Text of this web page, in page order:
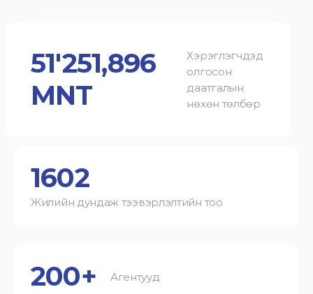
51'251,896
MNT
Хэрэглэгчдэд
олгосон
даатгалын
нөхөн төлбөр
1602
Жилийн дундаж тээвэрлэлтийн тоо
200+ Агентууд